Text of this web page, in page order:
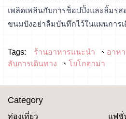
เพลิดเพลินกับการช็อปปิ้งและลิ้มร
ขนมปังอย่าลืมบันทึกไว้ในแผนการเ
Tags: ร้านอาหารแนะนำ อาห
ลับการเดินทาง
โยโกฮาม่า
Category
ท่องเที่ยว แฟชั่